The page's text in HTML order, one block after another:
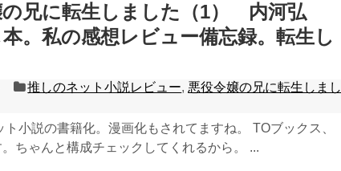
の兄に転生しました（1） 内河弘
。私の感想レビュー備忘録。転生し
推しのネット小説レビュー, 悪役令嬢の兄に転生しまし
ト小説の書籍化。漫画化もされてますね。 TOブックス、
ちゃんと構成チェックしてくれるから。 ...